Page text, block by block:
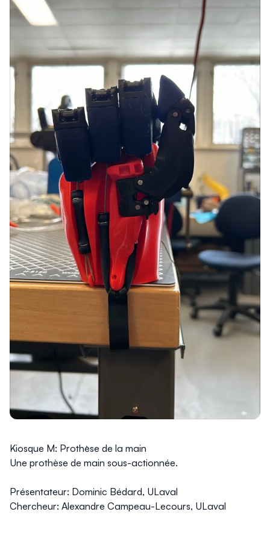
Kiosque M: Prothe`se de la main
Une prothèse de main sous-actionnée.
Présentateur: Dominic Bédard, ULaval
Chercheur: Alexandre Campeau-Lecours, ULaval